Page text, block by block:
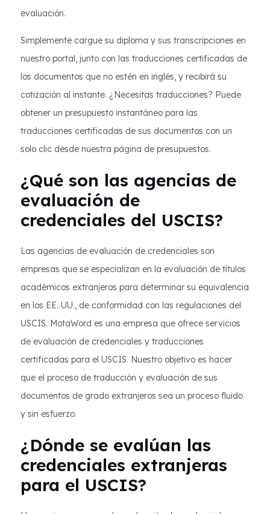
evaluación.
Simplemente cargue su diploma y sus transcripciones en
nuestro portal, junto con las traducciones certificadas de
los documentos que no estén en inglés, y recibirá su
cotización al instante. ¿Necesitas traducciones? Puede
obtener un presupuesto instantáneo para las
traducciones certificadas de sus documentos con un
solo clic desde nuestra página de presupuestos.
¿Qué son las agencias de
evaluación de
credenciales del USCIS?
Las agencias de evaluación de credenciales son
empresas que se especializan en la evaluación de títulos
académicos extranjeros para determinar su equivalencia
en los EE. UU., de conformidad con las regulaciones del
USCIS. MotaWord es una empresa que ofrece servicios
de evaluación de credenciales y traducciones
certificadas para el USCIS. Nuestro objetivo es hacer
que el proceso de traducción y evaluación de sus
documentos de grado extranjeros sea un proceso fluido
y sin esfuerzo.
¿Dónde se evalúan las
credenciales extranjeras
para el USCIS?